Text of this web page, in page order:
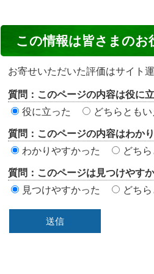
ン
テ
ン
ツ
価
リ
ア
この情報は皆さまのお
お寄せいただいた評価はサイト
質問：このページの内容は役に
役に立った
どちらとも
質問：このページの内容はわか
わかりやすかった
どち
質問：このページは見つけやす
見つけやすかった
どち